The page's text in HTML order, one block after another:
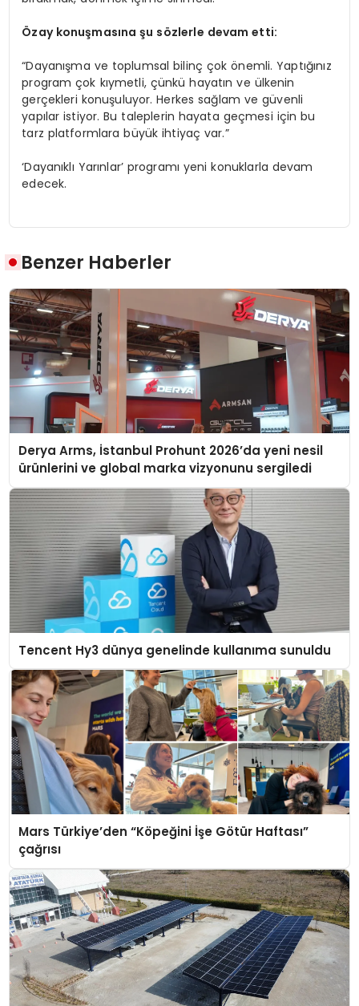
Özay konuşmasına şu sözlerle devam etti:
“Dayanışma ve toplumsal bilinç çok önemli. Yaptığınız
program çok kıymetli, çünkü hayatın ve ülkenin
gerçekleri konuşuluyor. Herkes sağlam ve güvenli
yapılar istiyor. Bu taleplerin hayata geçmesi için bu
tarz platformlara büyük ihtiyaç var.”
‘Dayanıklı Yarınlar’ programı yeni konuklarla devam
edecek.
Benzer Haberler
Derya Arms, İstanbul Prohunt 2026’da yeni nesil
ürünlerini ve global marka vizyonunu sergiledi
Tencent Hy3 dünya genelinde kullanıma sunuldu
Mars Türkiye’den “Köpeğini İşe Götür Haftası”
çağrısı